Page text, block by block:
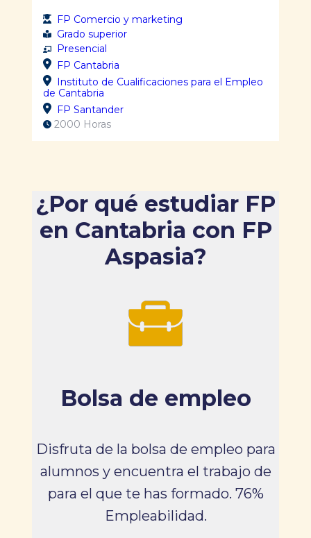
FP Comercio y marketing
Grado superior
Presencial
FP Cantabria
Instituto de Cualificaciones para el Empleo
de Cantabria
FP Santander
2000 Horas
¿Por qué estudiar FP
en Cantabria con FP
Aspasia?
Bolsa de empleo
Disfruta de la bolsa de empleo para
alumnos y encuentra el trabajo de
para el que te has formado. 76%
Empleabilidad.